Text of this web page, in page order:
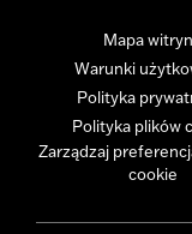
Mapa
Warunki
Polityka
Polityka plików
Zarządzaj
cookie